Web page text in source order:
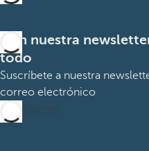
Con nuestra
todo
Suscríbete a nuestra
correo electrónico
Suscribirme